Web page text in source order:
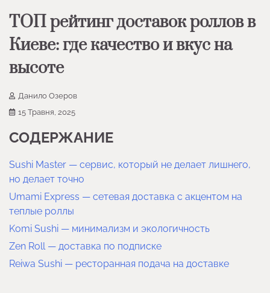
ТОП рейтинг доставок роллов в
Киеве: где качество и вкус на
высоте
Данило Озеров
15 Травня, 2025
СОДЕРЖАНИЕ
Sushi Master — сервис, который не делает лишнего,
но делает точно
Umami Express — сетевая доставка с акцентом на
теплые роллы
Komi Sushi — минимализм и экологичность
Zen Roll — доставка по подписке
Reiwa Sushi — ресторанная подача на доставке